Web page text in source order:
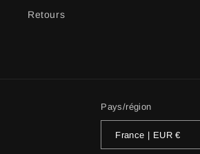
Retours
Pays/région
France | EUR €